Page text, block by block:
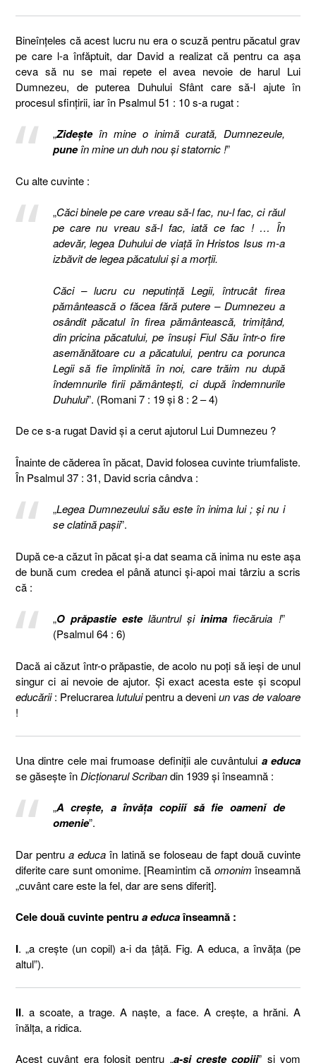
Bineînţeles că acest lucru nu era o scuză pentru păcatul grav
pe care l-a înfăptuit, dar David a realizat că pentru ca aşa
ceva să nu se mai repete el avea nevoie de harul Lui
Dumnezeu, de puterea Duhului Sfânt care să-l ajute în
procesul sfinţirii, iar în Psalmul 51 : 10 s-a rugat :
„Zideşteîn mine o inimă curată, Dumnezeule,
puneîn mine un duh nou şi statornic !”
Cu alte cuvinte :
„Căci binele pe care vreau să-l fac, nu-l fac, ci răul
pe care nu vreau să-l fac, iată ce fac ! … În
adevăr, legea Duhului de viaţă în Hristos Isus m-a
izbăvit de legea păcatului şi a morţii.
Căci – lucru cu neputinţă Legii, întrucât firea
pământească o făcea fără putere – Dumnezeu a
osândit păcatul în firea pământească, trimiţând,
din pricina păcatului, pe însuşi Fiul Său într-o fire
asemănătoare cu a păcatului, pentru ca porunca
Legii să fie împlinită în noi, care trăim nu după
îndemnurile firii pământeşti, ci după îndemnurile
Duhului”. (Romani 7 : 19 şi 8 : 2 – 4)
De ce s-a rugat David şi a cerut ajutorul Lui Dumnezeu ?
Înainte de căderea în păcat, David folosea cuvinte triumfaliste.
În Psalmul 37 : 31, David scria cândva :
„Legea Dumnezeului său este în inima lui ; şi nu i
se clatină paşii”.
După ce-a căzut în păcat şi-a dat seama că inima nu este aşa
de bună cum credea el până atunci şi-apoi mai târziu a scris
că :
„O prăpastie estelăuntrul şiinima fiecăruia !”
(Psalmul 64 : 6)
Dacă ai căzut într-o prăpastie, de acolo nu poţi să ieşi de unul
singur ci ai nevoie de ajutor. Şi exact acesta este şi scopul
educării: Prelucrarealutuluipentru a deveniun vas de valoare
!
Una dintre cele mai frumoase definiţii ale cuvântului a educa
se găseşte înDicţionarul Scribandin 1939 şi înseamnă :
„A crește, a învăța copiiĭ să fie oamenĭ de
omenie”.
Dar pentru a educa în latină se foloseau de fapt două cuvinte
diferite care sunt omonime. [Reamintim că omonim înseamnă
„cuvânt care este la fel, dar are sens diferit].
Cele două cuvinte pentrua educaînseamnă :
I. „a crește (un copil) a-i da ţâţă. Fig. A educa, a învăţa (pe
altul”).
II. a scoate, a trage. A naşte, a face. A creşte, a hrăni. A
înălţa, a ridica.
Acest cuvânt era folosit pentru „a-şi creşte copiii” şi vom